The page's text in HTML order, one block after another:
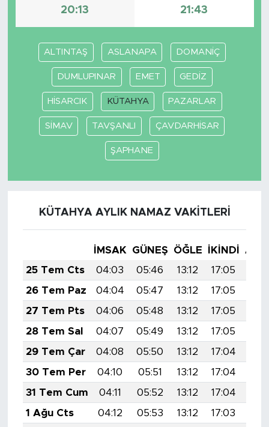
20:13 21:43
ALTINTAŞ ASLANAPA DOMANİÇ
DUMLUPINAR EMET GEDİZ
HİSARCIK KÜTAHYA PAZARLAR
SİMAV TAVŞANLI ÇAVDARHİSAR
ŞAPHANE
KÜTAHYA AYLIK NAMAZ VAKITLERI
İMSAK GÜNEŞ ÖĞLE İKINDI
25 Tem Cts
04:03 05:46 13:12 17:05
26 Tem Paz
04:04 05:47 13:12 17:05
27 Tem Pts
04:06 05:48 13:12 17:05
28 Tem Sal
04:07 05:49 13:12 17:05
29 Tem Çar
04:08 05:50 13:12 17:04
30 Tem Per
04:10 05:51 13:12 17:04
31 Tem Cum
04:11 05:52 13:12 17:04
1 Ağu Cts
04:12 05:53 13:12 17:03